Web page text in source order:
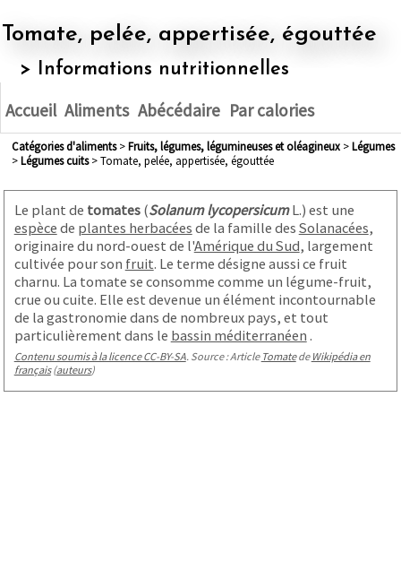
Tomate, pelée, appertisée, égouttée
> Informations nutritionnelles
Accueil Aliments Abécédaire Par calories
Catégories d'aliments> fruits, légumes, légumineuses et oléagineux> légumes
> légumes cuits> Tomate, pelée, appertisée, égouttée
Le plant de tomates(Solanum lycopersicumL.) est une
espèce de plantes herbacées de la famille des Solanacées,
originaire du nord-ouest de l'Amérique du Sud, largement
cultivée pour son fruit. Le terme désigne aussi ce fruit
charnu. La tomate se consomme comme un légume-fruit,
crue ou cuite. Elle est devenue un élément incontournable
de la gastronomie dans de nombreux pays, et tout
particulièrement dans le bassin méditerranéen .
Contenu soumis à la licence CC-BY-SA. Source : Article Tomatede Wikipédia en
français(auteurs)